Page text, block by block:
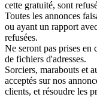
cette gratuité, sont
Toutes les annonces
ou ayant un rapport
refusées.
Ne seront pas prises en
de fichiers d'adresses.
Sorciers, marabouts et
acceptés sur nos
clients, et résoudre les